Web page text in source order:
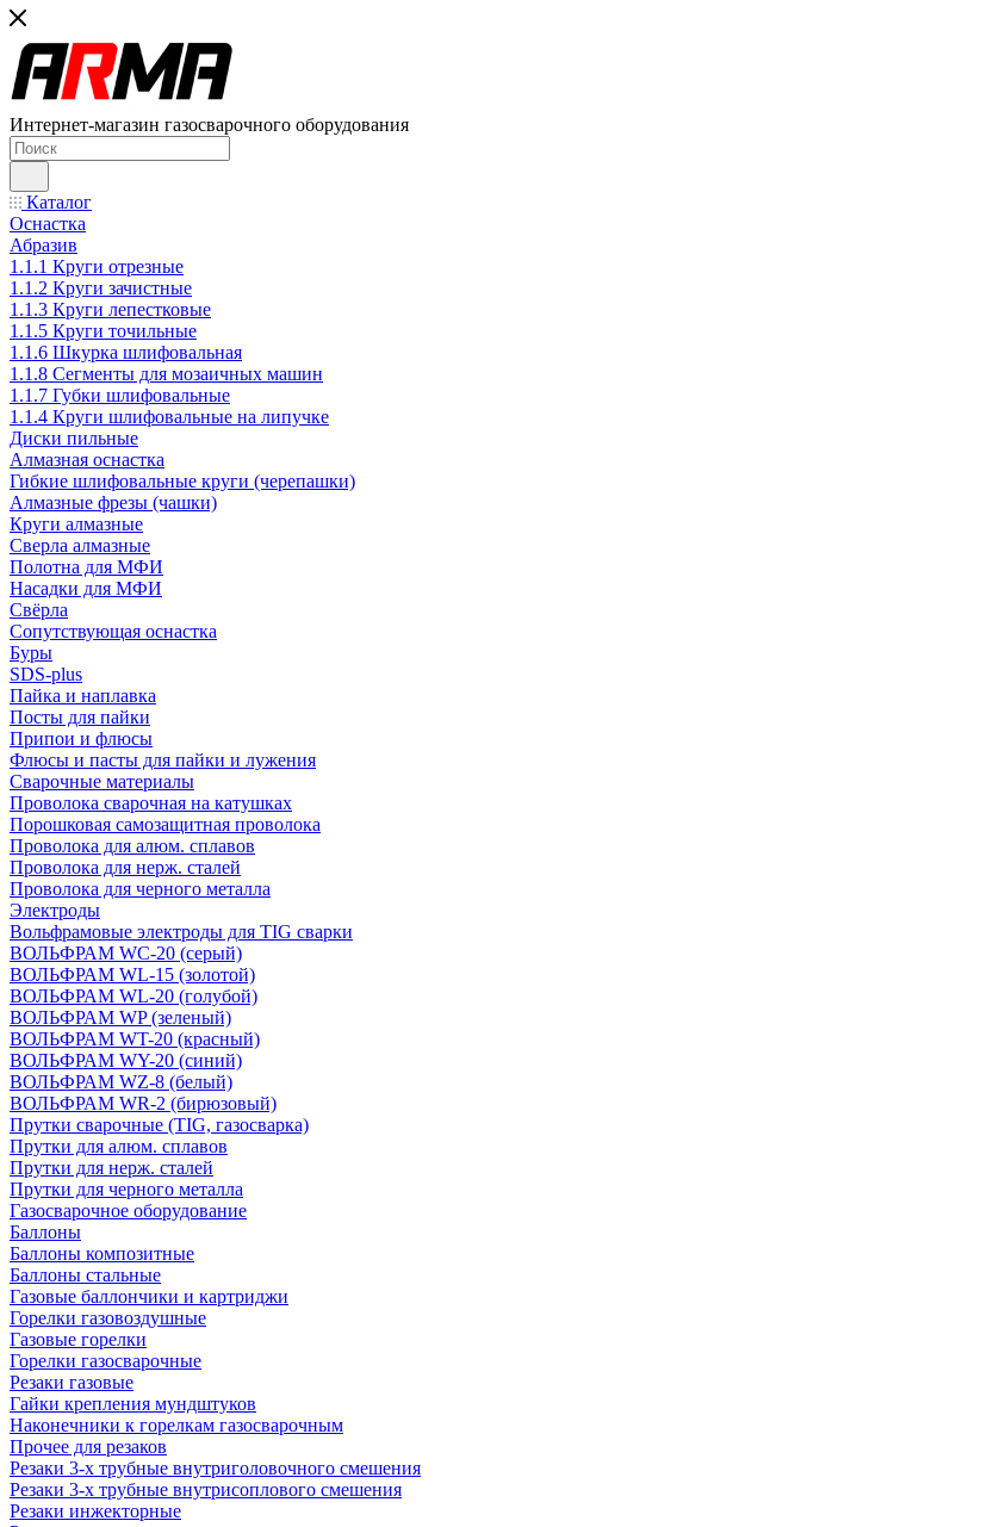
Интернет-магазин газосварочного оборудования
Каталог
Оснастка
Абразив
1.1.1 Круги отрезные
1.1.2 Круги зачистные
1.1.3 Круги лепестковые
1.1.5 Круги точильные
1.1.6 Шкурка шлифовальная
1.1.8 Сегменты для мозаичных машин
1.1.7 Губки шлифовальные
1.1.4 Круги шлифовальные на липучке
Диски пильные
Алмазная оснастка
Гибкие шлифовальные круги (черепашки)
Алмазные фрезы (чашки)
Круги алмазные
Сверла алмазные
Полотна для МФИ
Насадки для МФИ
Свёрла
Сопутствующая оснастка
Буры
SDS-plus
Пайка и наплавка
Посты для пайки
Припои и флюсы
Флюсы и пасты для пайки и лужения
Сварочные материалы
Проволока сварочная на катушках
Порошковая самозащитная проволока
Проволока для алюм. сплавов
Проволока для нерж. сталей
Проволока для черного металла
Электроды
Вольфрамовые электроды для TIG сварки
ВОЛЬФРАМ WC-20 (серый)
ВОЛЬФРАМ WL-15 (золотой)
ВОЛЬФРАМ WL-20 (голубой)
ВОЛЬФРАМ WP (зеленый)
ВОЛЬФРАМ WT-20 (красный)
ВОЛЬФРАМ WY-20 (синий)
ВОЛЬФРАМ WZ-8 (белый)
ВОЛЬФРАМ WR-2 (бирюзовый)
Прутки сварочные (TIG, газосварка)
Прутки для алюм. сплавов
Прутки для нерж. сталей
Прутки для черного металла
Газосварочное оборудование
Баллоны
Баллоны композитные
Баллоны стальные
Газовые баллончики и картриджи
Горелки газовоздушные
Газовые горелки
Горелки газосварочные
Резаки газовые
Гайки крепления мундштуков
Наконечники к горелкам газосварочным
Прочее для резаков
Резаки 3-х трубные внутриголовочного смешения
Резаки 3-х трубные внутрисоплового смешения
Резаки инжекторные